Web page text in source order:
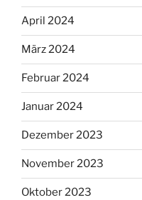
April 2024
März 2024
Februar 2024
Januar 2024
Dezember 2023
November 2023
Oktober 2023